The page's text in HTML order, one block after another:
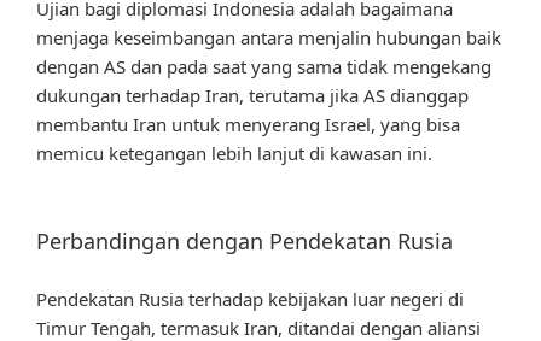
Ujian bagi diplomasi Indonesia adalah bagaimana
menjaga keseimbangan antara menjalin hubungan baik
dengan AS dan pada saat yang sama tidak mengekang
dukungan terhadap Iran, terutama jika AS dianggap
membantu Iran untuk menyerang Israel, yang bisa
memicu ketegangan lebih lanjut di kawasan ini.
Perbandingan dengan Pendekatan Rusia
Pendekatan Rusia terhadap kebijakan luar negeri di
Timur Tengah, termasuk Iran, ditandai dengan aliansi